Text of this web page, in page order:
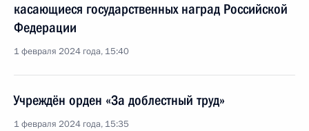
касающиеся государственных наград Российской
Федерации
1 февраля 2024 года, 15:40
Учреждён орден «За доблестный труд»
1 февраля 2024 года, 15:35